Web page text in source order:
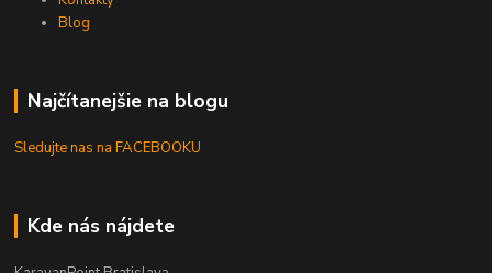
Blog
Najčítanejšie na blogu
Sledujte nas na FACEBOOKU
Kde nás nájdete